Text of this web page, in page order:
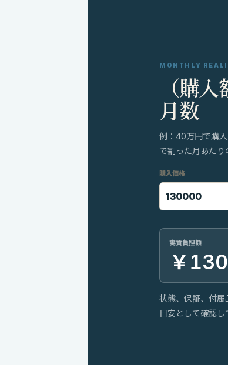
MONTHLY
（購
月数
例：40万円で購
で割った月あたり
購入価格
実質負担額
￥
状態、保証、付属
目安として確認し